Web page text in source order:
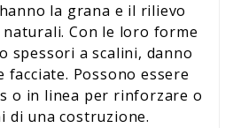
la grana e il rilievo
Con le loro forme
spessori a scalini, danno
Possono essere
o in linea per rinforzare o
di una costruzione.